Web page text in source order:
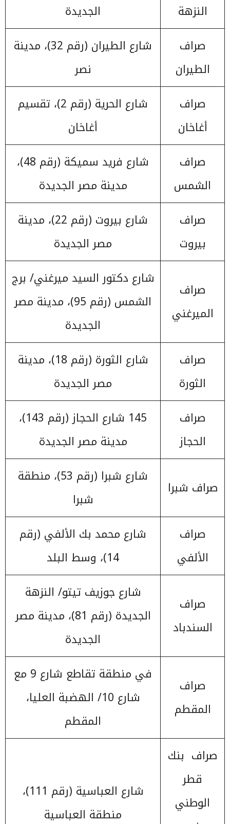
النزهة
الجديدة
صراف
الطيران
شارع الطيران (رقم 32)، مدينة
نصر
صراف
أغاخان
شارع الحرية (رقم 2)، تقسيم
أغاخان
صراف
الشمس
شارع فريد سميكة (رقم 48)،
مدينة مصر الجديدة
صراف
بيروت
شارع بيروت (رقم 22)، مدينة
مصر الجديدة
صراف
الميرغني
شارع دكتور السيد ميرغني/ برج
الشمس (رقم 95)، مدينة مصر
الجديدة
صراف
الثورة
شارع الثورة (رقم 18)، مدينة
مصر الجديدة
صراف
الحجاز
145 شارع الحجاز (رقم 143)،
مدينة مصر الجديدة
صراف شبرا
شارع شبرا (رقم 53)، منطقة
شبرا
صراف
الألفي
شارع محمد بك الألفي (رقم
14)، وسط البلد
صراف
السندباد
شارع جوزيف تيتو/ النزهة
الجديدة (رقم 81)، مدينة مصر
الجديدة
صراف
المقطم
في منطقة تقاطع شارع 9 مع
شارع 10/ الهضبة العليا،
المقطم
صراف بنك
قطر
الوطني
شارع العباسية (رقم 111)،
منطقة العباسية